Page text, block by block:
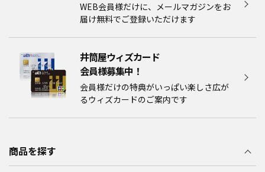
WEB会員様だけに、メールマガジンをお
届け無料でご登録いただけます
井筒屋ウィズカード
会員様募集中！​​
会員様だけの特典がいっぱい楽しさ広が
るウィズカードのご案内です
商品を探す